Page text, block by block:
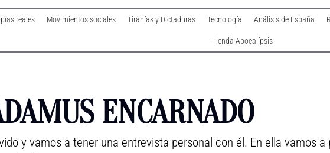
reales Movimientos sociales Tiranías y Dictaduras Tecnología Análisis de España
Tienda Apocalípsis
ENCARNADO
y vamos a tener una entrevista personal con él. En ella vamos